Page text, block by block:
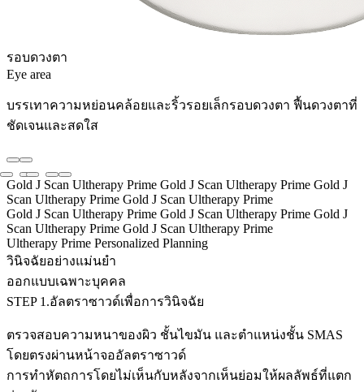
รอบดวงตา
Eye area
บรรเทาความหย่อนคล้อยและริ้วรอยเล็กรอบดวงตา ฟื้นดวงตาที่
ชัดเจนและสดใส
Gold J Scan Ultherapy Prime Gold J Scan Ultherapy Prime Gold J
Scan Ultherapy Prime Gold J Scan Ultherapy Prime
Gold J Scan Ultherapy Prime Gold J Scan Ultherapy Prime Gold J
Scan Ultherapy Prime Gold J Scan Ultherapy Prime
Ultherapy Prime Personalized Planning
วินิจฉัยอย่างแม่นยำ
ออกแบบเฉพาะบุคคล
STEP 1.อัลตราซาวด์เพื่อการวินิจฉัย
ตรวจสอบความหนาของผิว ชั้นไขมัน และตำแหน่งชั้น SMAS
โดยตรงผ่านหน้าจออัลตราซาวด์
การทำหัตถการโดยไม่เห็นกับหลังจากเห็นย่อมให้ผลลัพธ์ที่แตก